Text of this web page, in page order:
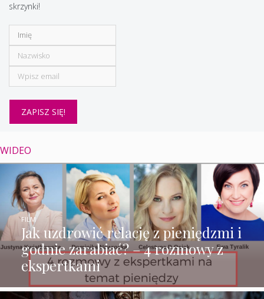
skrzynki!
WIDEO
Jak uzdrowić relację z pieniędzmi i
godnie zarabiać? – 4 rozmowy z
ekspertkami
FILM